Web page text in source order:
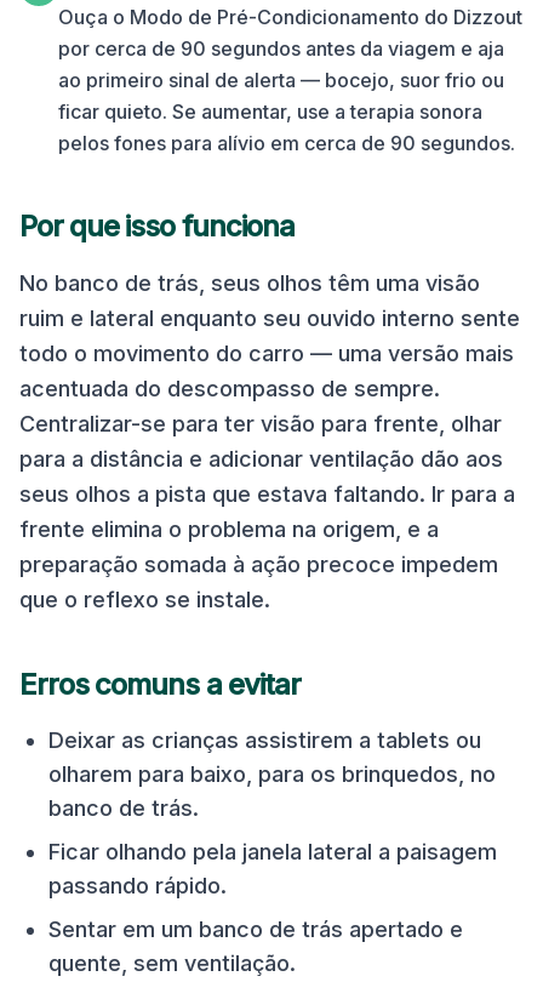
Ouça o Modo de Pré-Condicionamento do Dizzout
por cerca de 90 segundos antes da viagem e aja
ao primeiro sinal de alerta — bocejo, suor frio ou
ficar quieto. Se aumentar, use a terapia sonora
pelos fones para alívio em cerca de 90 segundos.
Por que isso funciona
No banco de trás, seus olhos têm uma visão
ruim e lateral enquanto seu ouvido interno sente
todo o movimento do carro — uma versão mais
acentuada do descompasso de sempre.
Centralizar-se para ter visão para frente, olhar
para a distância e adicionar ventilação dão aos
seus olhos a pista que estava faltando. Ir para a
frente elimina o problema na origem, e a
preparação somada à ação precoce impedem
que o reflexo se instale.
Erros comuns a evitar
Deixar as crianças assistirem a tablets ou
olharem para baixo, para os brinquedos, no
banco de trás.
Ficar olhando pela janela lateral a paisagem
passando rápido.
Sentar em um banco de trás apertado e
quente, sem ventilação.